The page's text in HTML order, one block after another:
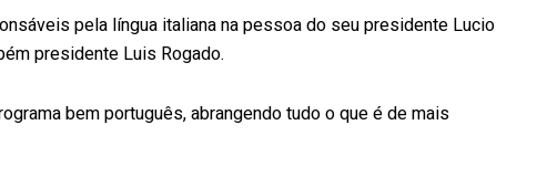
pela língua italiana na pessoa do seu presidente Lucio
presidente Luis Rogado.
bem português, abrangendo tudo o que é de mais